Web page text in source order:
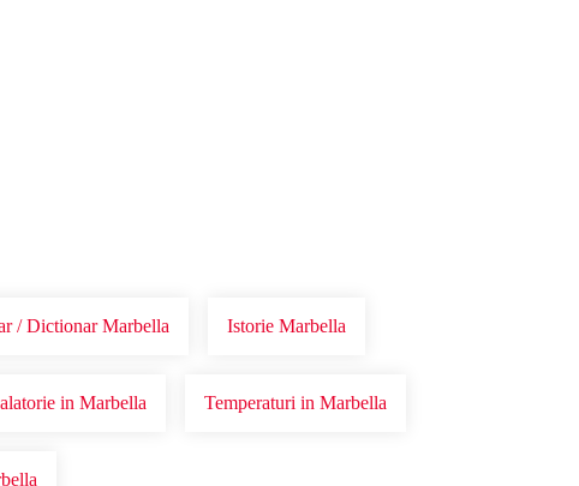
/ Dictionar Marbella Istorie Marbella
in Marbella Temperaturi in Marbella